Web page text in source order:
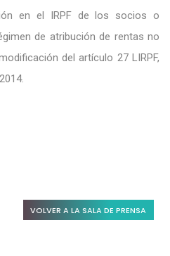
en el IRPF de los socios o
de atribución de rentas no
del artículo 27 LIRPF,
VOLVER A LA SALA DE PRENSA